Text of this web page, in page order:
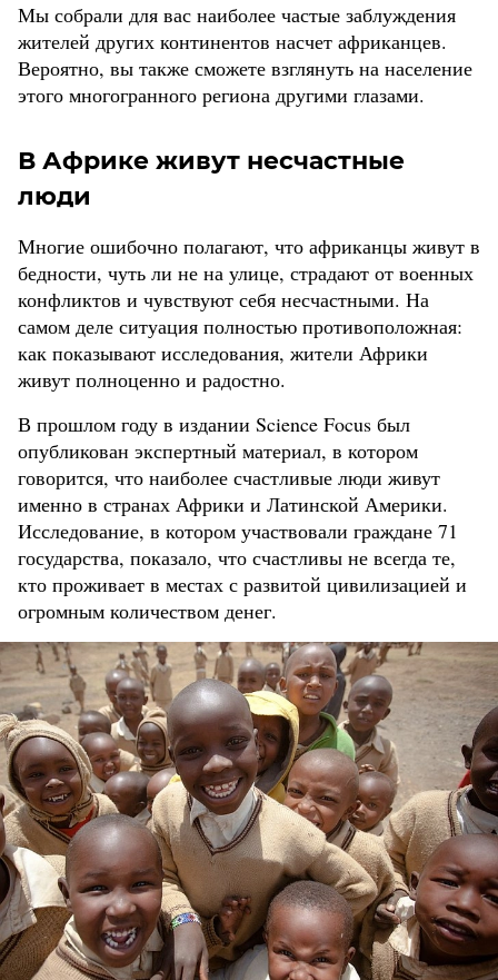
Мы собрали для вас наиболее частые заблуждения
жителей других континентов насчет африканцев.
Вероятно, вы также сможете взглянуть на население
этого многогранного региона другими глазами.
В Африке живут несчастные
люди
Многие ошибочно полагают, что африканцы живут в
бедности, чуть ли не на улице, страдают от военных
конфликтов и чувствуют себя несчастными. На
самом деле ситуация полностью противоположная:
как показывают исследования, жители Африки
живут полноценно и радостно.
В прошлом году в издании Science Focus был
опубликован экспертный материал, в котором
говорится, что наиболее счастливые люди живут
именно в странах Африки и Латинской Америки.
Исследование, в котором участвовали граждане 71
государства, показало, что счастливы не всегда те,
кто проживает в местах с развитой цивилизацией и
огромным количеством денег.